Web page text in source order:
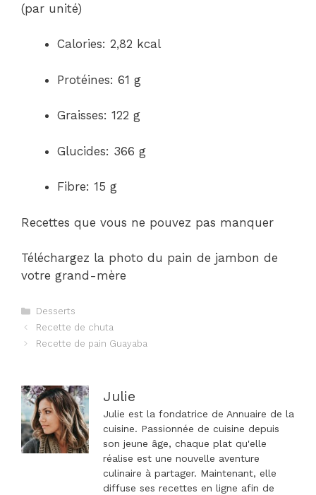
(par unité)
Calories: 2,82 kcal
Protéines: 61 g
Graisses: 122 g
Glucides: 366 g
Fibre: 15 g
Recettes que vous ne pouvez pas manquer
Téléchargez la photo du pain de jambon de
votre grand-mère
Catégories
Desserts
Navigation
des
Recette de chuta
Recette de pain Guayaba
Julie
Julie est la fondatrice de Annuaire de la
cuisine. Passionnée de cuisine depuis
son jeune âge, chaque plat qu'elle
réalise est une nouvelle aventure
culinaire à partager. Maintenant, elle
diffuse ses recettes en ligne afin de